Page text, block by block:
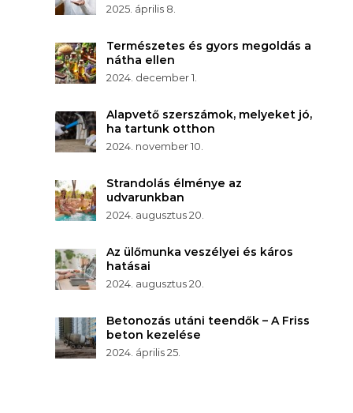
2025. április 8.
Természetes és gyors megoldás a
nátha ellen
2024. december 1.
Alapvető szerszámok, melyeket jó,
ha tartunk otthon
2024. november 10.
Strandolás élménye az
udvarunkban
2024. augusztus 20.
Az ülőmunka veszélyei és káros
hatásai
2024. augusztus 20.
Betonozás utáni teendők – A Friss
beton kezelése
2024. április 25.